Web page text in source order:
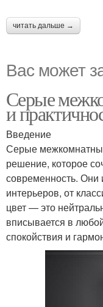
читать дальше →
Вас может
Серые
и
Введение
Серые
решение, которое
современность. Они
интерьеров, от
цвет — это
вписывается в
спокойствия и